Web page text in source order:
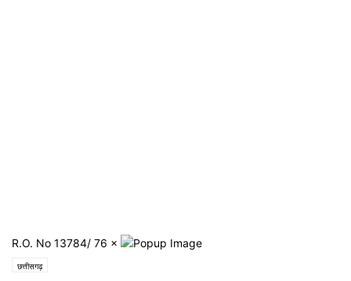
R.O. No 13784/ 76 ×
छत्तीसगढ़